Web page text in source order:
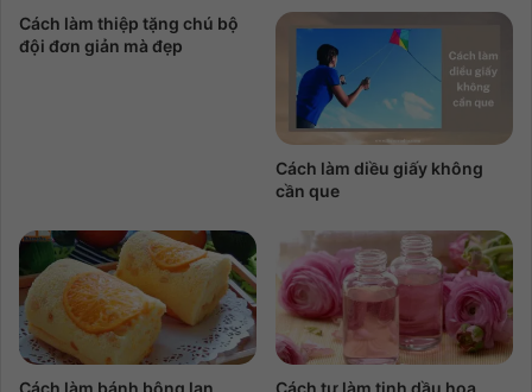
Cách làm thiệp tặng chú bộ
đội đơn giản mà đẹp
Cách làm diều giấy không
cần que